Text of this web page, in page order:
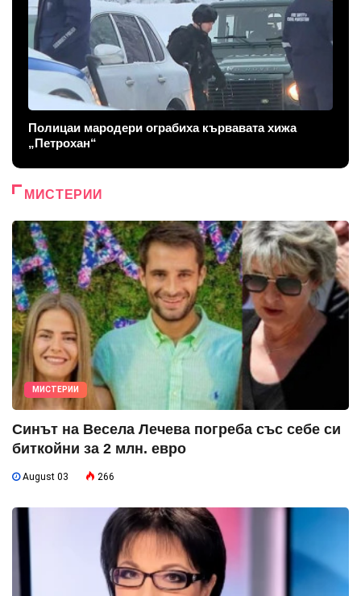
Полицаи мародери ограбиха кървавата хижа
„Петрохан“
МИСТЕРИИ
МИСТЕРИИ
Синът на Весела Лечева погреба със себе си
биткойни за 2 млн. евро
August 03 266